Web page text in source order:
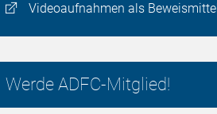
Videoaufnahmen als Beweismittel
Werde ADFC-Mitglied!